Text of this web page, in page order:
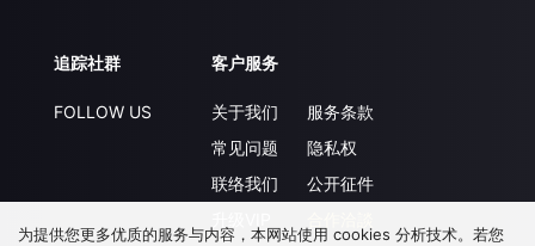
追踪社群
FOLLOW US
客户服务
关于我们
常见问题
联络我们
服务条款
隐私权
公开征件
为提供您更多优质的服务与内容，本网站使用 cookies 分析技术。若您